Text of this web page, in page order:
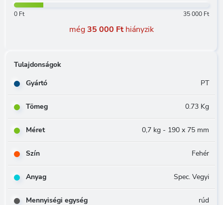
0 Ft 35 000 Ft
még35 000 Fthiányzik
Tulajdonságok
Gyártó
PT
Tömeg 0.73 Kg
Méret 0,7 kg - 190 x 75 mm
Szín Fehér
Anyag Spec. Vegyi
Mennyiségi egység rúd